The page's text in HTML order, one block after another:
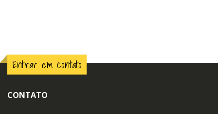
Entrar em contato
CONTATO